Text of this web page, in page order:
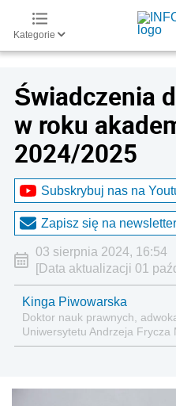
Kategorie
Świadczenia
w roku
2024/2025
Subskrybuj nas na
Zapisz się na newsletter
03 sierpnia 2024, 16:54
[Data aktualizacji 01
Kinga Piwowarska
Doktor nauk prawnych,
Uniwersytetu Andrzeja Frycza
oraz Rzecznik Akademicki ds.
administracyjnoprawnych